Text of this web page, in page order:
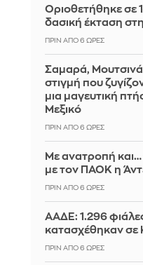
Οριοθετήθηκε σε
δασική έκταση
ΠΡΙΝ ΑΠΌ 6 ΏΡΕΣ
Σαμαρά,
στιγμή που
μια μαγευτική
Μεξικό
ΠΡΙΝ ΑΠΌ 6 ΏΡΕΣ
Με ανατροπή
με τον ΠΑΟΚ η
ΠΡΙΝ ΑΠΌ 6 ΏΡΕΣ
ΑΑΔΕ: 1.296
κατασχέθηκαν σε
ΠΡΙΝ ΑΠΌ 6 ΏΡΕΣ